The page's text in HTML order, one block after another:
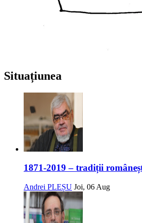
Situațiunea
1871-2019 – tradiții
Andrei PLEȘU Joi, 06 Aug